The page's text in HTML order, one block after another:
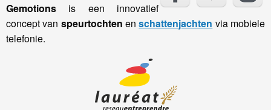
Gemotions is een innovatief
concept van speurtochten enschattenjachten via mobiele
telefonie.